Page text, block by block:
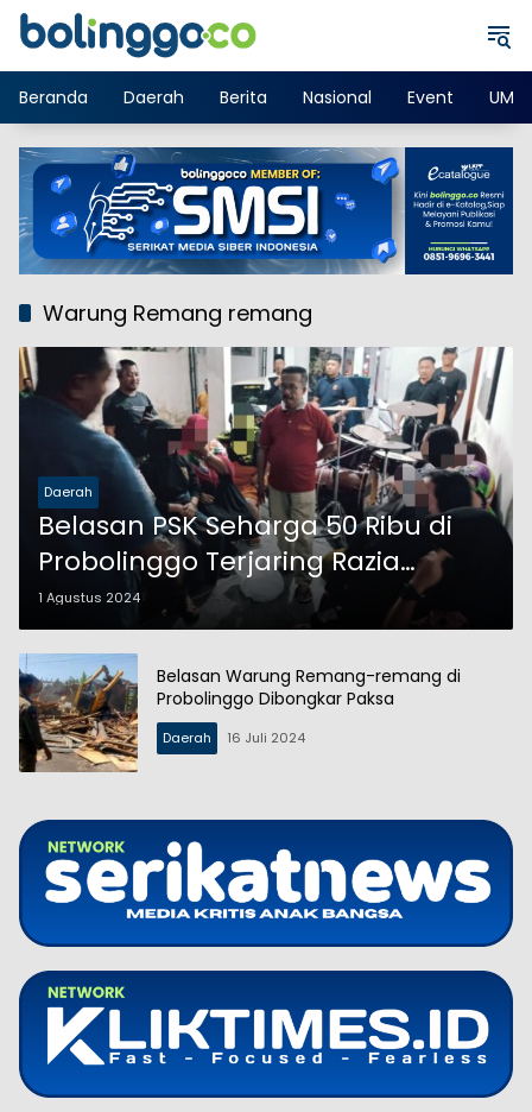
Langsung
Beranda
Daerah Berita Nasional Event
Warung Remang remang
Daerah
Belasan PSK Seharga 50 Ribu di
Probolinggo Terjaring Razia
Senyap
1 Agustus 2024
Belasan Warung Remang-remang di
Probolinggo Dibongkar Paksa
Daerah 16 Juli 2024